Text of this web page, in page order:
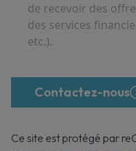
de recevoir des
des services
etc.).
Contactez-nous
Ce site est protégé par